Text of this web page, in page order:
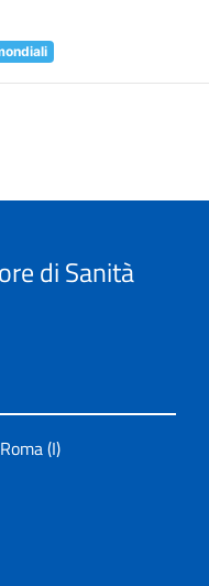
di Sanità
(I)